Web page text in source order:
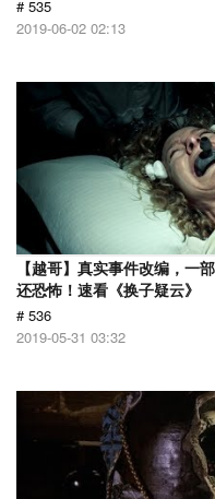
# 535
2019-06-02 02:13
【越哥】真实事件改编，一
还恐怖！速看《换子疑云》
# 536
2019-05-31 03:32